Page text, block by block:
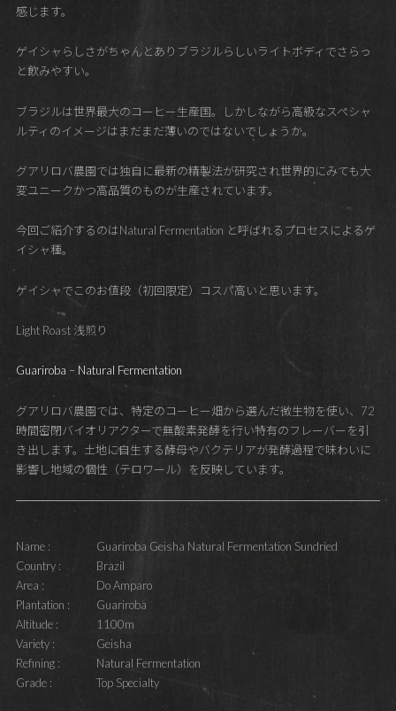
感じます。
ゲイシャらしさがちゃんとありブラジルらしいライトボディでさらっ
と飲みやすい。
ブラジルは世界最大のコーヒー生産国。しかしながら高級なスペシャ
ルティのイメージはまだまだ薄いのではないでしょうか。
グアリロバ農園では独自に最新の精製法が研究され世界的にみても大
変ユニークかつ高品質のものが生産されています。
今回ご紹介するのはNatural Fermentation と呼ばれるプロセスによるゲ
イシャ種。
ゲイシャでこのお値段（初回限定）コスパ高いと思います。
Light Roast 浅煎り
Guariroba – Natural Fermentation
グアリロバ農園では、特定のコーヒー畑から選んだ微生物を使い、72
時間密閉バイオリアクターで無酸素発酵を行い特有のフレーバーを引
き出します。土地に自生する酵母やバクテリアが発酵過程で味わいに
影響し地域の個性（テロワール）を反映しています。
Name :
Guariroba Geisha Natural Fermentation Sundried
Country :
Brazil
Area :
Do Amparo
Plantation :
Guariroba
Altitude :
1100m
Variety :
Geisha
Refining :
Natural Fermentation
Grade :
Top Specialty